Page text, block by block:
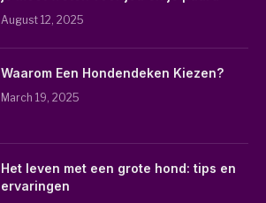
August 12, 2025
Waarom Een Hondendeken Kiezen?
March 19, 2025
Het leven met een grote hond: tips en
ervaringen